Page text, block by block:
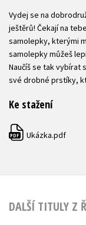
Vydej se na
ještěrů! Čekají na
samolepky, kterými
samolepky můžeš
Naučíš se tak vybírat
své drobné prstíky,
Ke stažení
PDF Ukázka.pdf
DALŠÍ TITULY Z